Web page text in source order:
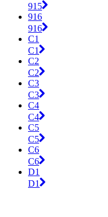
915
916
916
C1
C1
C2
C2
C3
C3
C4
C4
C5
C5
C6
C6
D1
D1